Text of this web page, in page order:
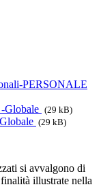
PERSONALE
(29 kB)
(29 kB)
si avvalgono di
illustrate nella